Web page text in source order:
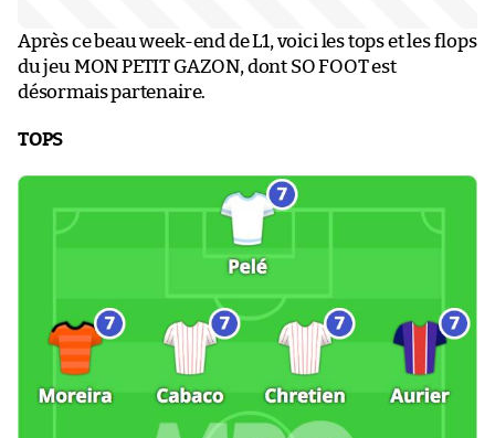
Après ce beau week-end de L1, voici les tops et les flops
du jeu MON PETIT GAZON, dont SO FOOT est
désormais partenaire.
TOPS